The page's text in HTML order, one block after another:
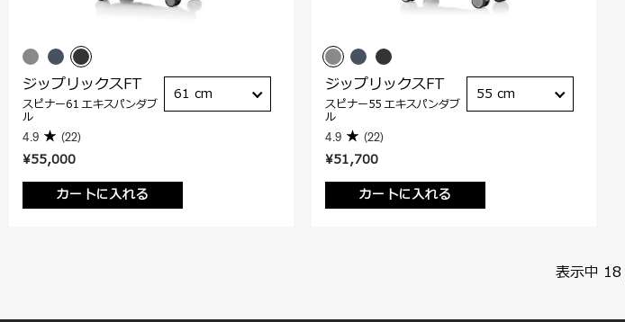
¥55,000
カートに入れる
ジップリックスFT
スピナー61 エキスパンダブ
ル
4.9 (22)
61 cm
¥51,700
カートに入れる
ジップリックスFT
スピナー55 エキスパンダブ
ル
4.9 (22)
55 cm
表示中 18